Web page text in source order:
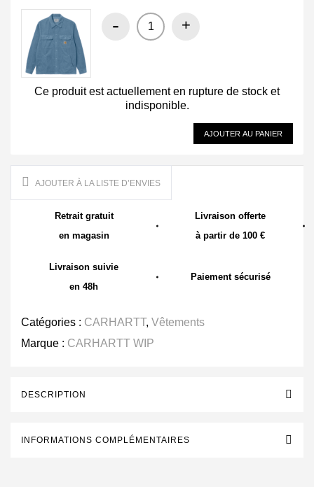
- +
Ce produit est actuellement en rupture de stock et
indisponible.
AJOUTER AU PANIER
AJOUTER À LA LISTE D’ENVIES
Retrait gratuit
en magasin
Livraison offerte
à partir de 100 €
Livraison suivie
en 48h
Paiement sécurisé
Catégories : CARHARTT, Vêtements
Marque : CARHARTT WIP
DESCRIPTION
INFORMATIONS COMPLÉMENTAIRES